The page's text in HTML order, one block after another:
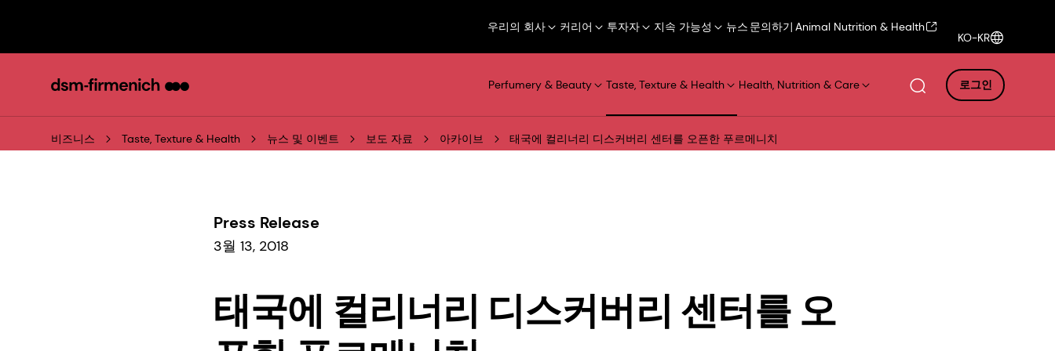
우리의 회사 커리어 투자자 지속 가능성 뉴스 문의하기 Animal Nutrition & Health
KO-KR
Perfumery & Beauty Taste, Texture & Health Health, Nutrition & Care 로그인
비즈니스 Taste, Texture & Health 뉴스 및 이벤트 보도 자료 아카이브 태국에 컬리너리 디스커버리 센터를 오픈한 푸르메니치
Press Release
3월 13, 2018
태국에 컬리너리 디스커버리 센터를 오